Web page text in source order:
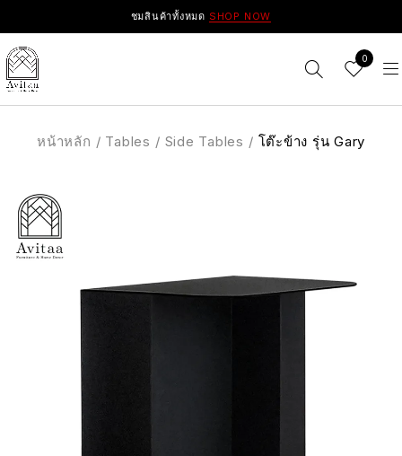
ชมสินค้าทั้งหมด SHOP NOW
0
หน้าหลัก / Tables / Side Tables / โต๊ะข้าง รุ่น Gary